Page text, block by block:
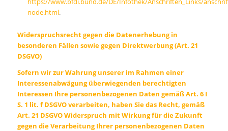
node.html.
Widerspruchsrecht gegen die Datenerhebung in
besonderen Fällen sowie gegen Direktwerbung (Art. 21
DSGVO)
Sofern wir zur Wahrung unserer im Rahmen einer
Interessenabwägung überwiegenden berechtigten
Interessen Ihre personenbezogenen Daten gemäß Art. 6 I
S. 1 lit. f DSGVO verarbeiten, haben Sie das Recht, gemäß
Art. 21 DSGVO Widerspruch mit Wirkung für die Zukunft
gegen die Verarbeitung Ihrer personenbezogenen Daten